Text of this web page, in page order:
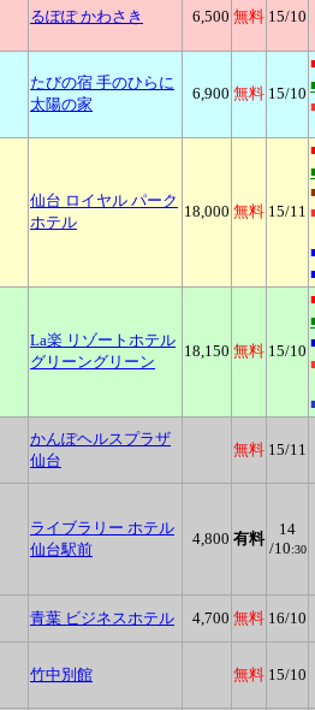
るぽぽかわさき 6,500 無料 15/10
たびの宿 手のひらに
太陽の家
6,900 無料 15/10
仙台 ロイヤル パーク
ホテル
18,000 無料 15/11
La楽 リゾートホテル
グリーングリーン
18,150 無料 15/10
かんぽヘルスプラザ
仙台
無料 15/11
ライブラリー ホテル
仙台駅前
4,800 有料
14
/10:30
青葉 ビジネスホテル 4,700 無料 16/10
竹中別館 無料 15/10